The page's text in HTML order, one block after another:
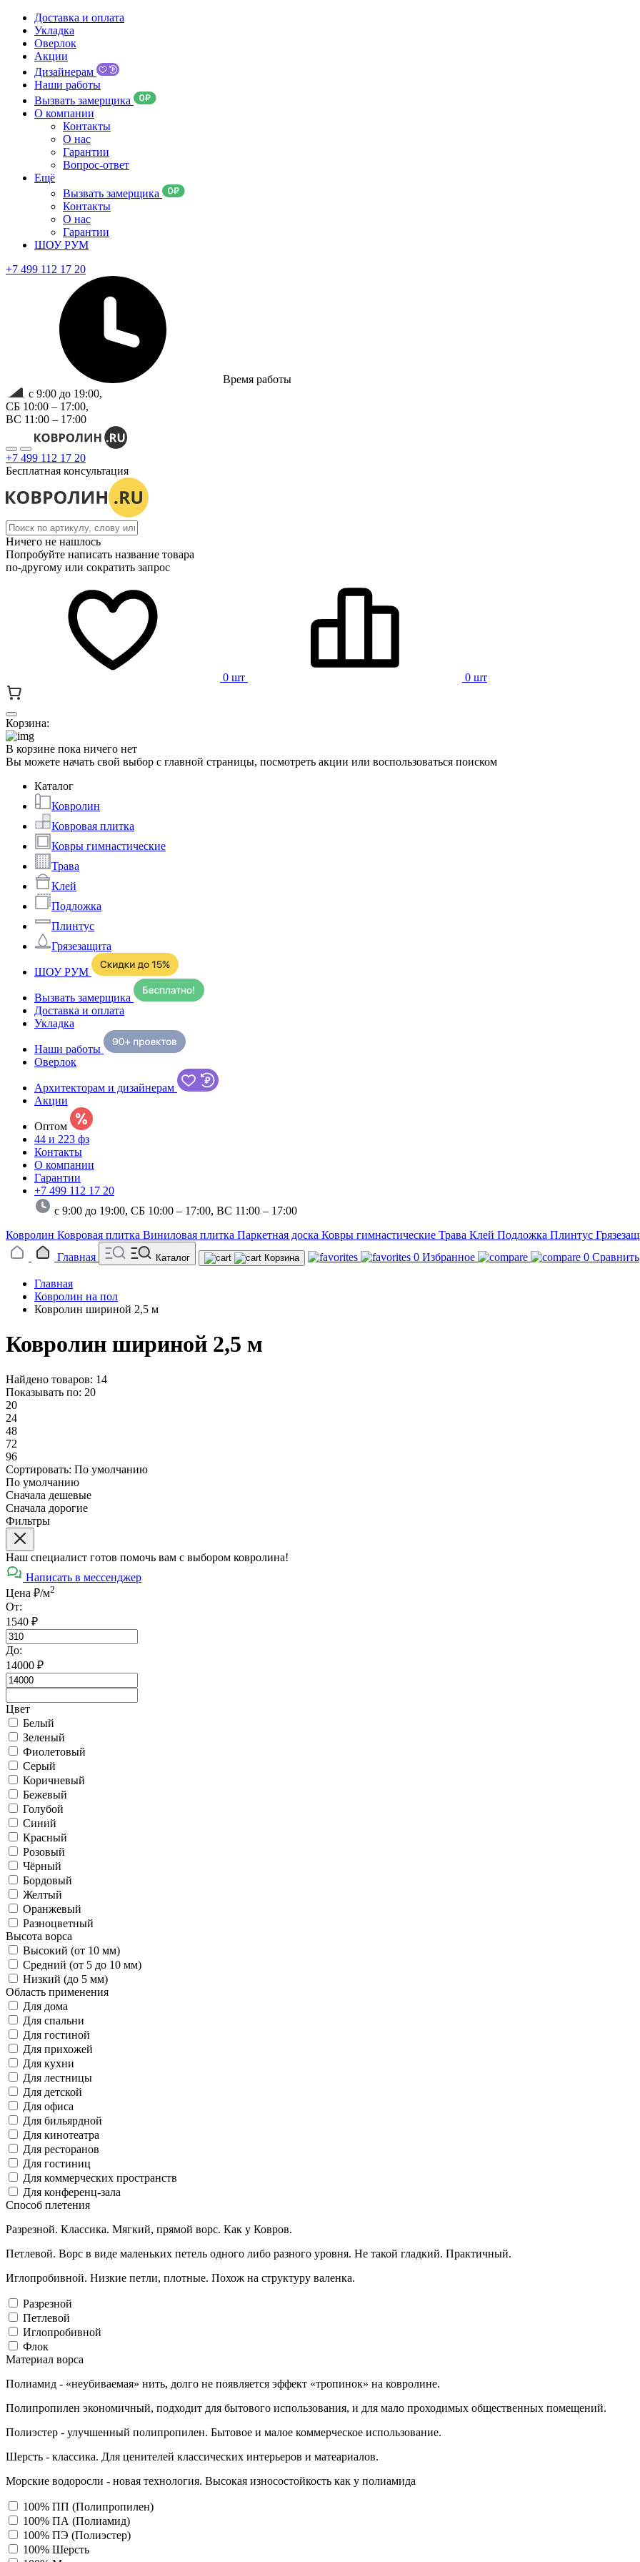
Доставка и оплата
Укладка
Оверлок
Акции
Дизайнерам
Наши работы
Вызвать замерщика
О компании
Контакты
О нас
Гарантии
Вопрос-ответ
Ещё
Вызвать замерщика
Контакты
О нас
Гарантии
ШОУ РУМ
+7 499 112 17 20
Время работы
с 9:00 до 19:00,
СБ 10:00 – 17:00,
ВС 11:00 – 17:00
+7 499 112 17 20
Бесплатная консультация
Ничего не нашлось
Попробуйте написать название товара
по-другому или сократить запрос
0 шт 0 шт
Корзина:
В корзине пока ничего нет
Вы можете начать свой выбор с главной страницы, посмотреть акции или воспользоваться поиском
Каталог
Ковролин
Ковровая плитка
Ковры гимнастические
Трава
Клей
Подложка
Плинтус
Грязезащита
ШОУ РУМ
Вызвать замерщика
Доставка и оплата
Укладка
Наши работы
Оверлок
Архитекторам и дизайнерам
Акции
Оптом
44 и 223 фз
Контакты
О компании
Гарантии
+7 499 112 17 20
с 9:00 до 19:00, СБ 10:00 – 17:00, ВС 11:00 – 17:00
Ковролин Ковровая плитка Виниловая плитка Паркетная доска Ковры гимнастические Трава Клей Подложка Плинтус
Главная
Каталог Корзина 0 Избранное 0 Сравнить
Главная
Ковролин на пол
Ковролин шириной 2,5 м
Ковролин шириной 2,5 м
Найдено товаров: 14
Показывать по: 20
20
24
48
72
96
Сортировать: По умолчанию
По умолчанию
Сначала дешевые
Сначала дорогие
Фильтры
Наш специалист готов помочь вам с выбором ковролина!
Написать в мессенджер
Цена ₽/м2
От:
1540 ₽
До:
14000 ₽
Цвет
Белый
Зеленый
Фиолетовый
Серый
Коричневый
Бежевый
Голубой
Синий
Красный
Розовый
Чёрный
Бордовый
Желтый
Оранжевый
Разноцветный
Высота ворса
Высокий (от 10 мм)
Средний (от 5 до 10 мм)
Низкий (до 5 мм)
Область применения
Для дома
Для спальни
Для гостиной
Для прихожей
Для кухни
Для лестницы
Для детской
Для офиса
Для бильярдной
Для кинотеатра
Для ресторанов
Для гостиниц
Для коммерческих пространств
Для конференц-зала
Способ плетения
Разрезной. Классика. Мягкий, прямой ворс. Как у Ковров.
Петлевой. Ворс в виде маленьких петель одного либо разного уровня. Не такой гладкий. Практичный.
Иглопробивной. Низкие петли, плотные. Похож на структуру валенка.
Разрезной
Петлевой
Иглопробивной
Флок
Материал ворса
Полиамид - «неубиваемая» нить, долго не появляется эффект «тропинок» на ковролине.
Полипропилен экономичный, подходит для бытового использования, и для мало проходимых общественных помещений.
Полиэстер - улучшенный полипропилен. Бытовое и малое коммерческое использование.
Шерсть - классика. Для ценителей классических интерьеров и матеариалов.
Морские водоросли - новая технология. Высокая износостойкость как у полиамида
100% ПП (Полипропилен)
100% ПА (Полиамид)
100% ПЭ (Полиэстер)
100% Шерсть